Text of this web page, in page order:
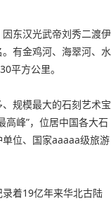
东汉光武帝刘秀二渡伊
有金鸡河、海翠河、水
平方公里。
规模最大的石刻艺术宝
高峰”，位居中国各大石
位、国家aaaaa级旅游
着19亿年来华北古陆